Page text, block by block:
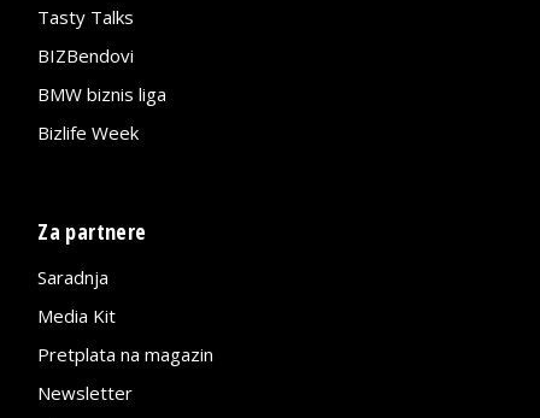
Tasty Talks
BIZBendovi
BMW biznis liga
Bizlife Week
Za partnere
Saradnja
Media Kit
Pretplata na magazin
Newsletter